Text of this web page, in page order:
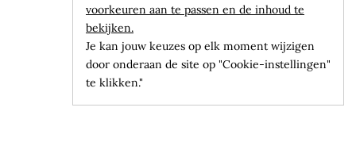
voorkeuren aan te passen en de inhoud te
bekijken.
Je kan jouw keuzes op elk moment wijzigen
door onderaan de site op "Cookie-instellingen"
te klikken."